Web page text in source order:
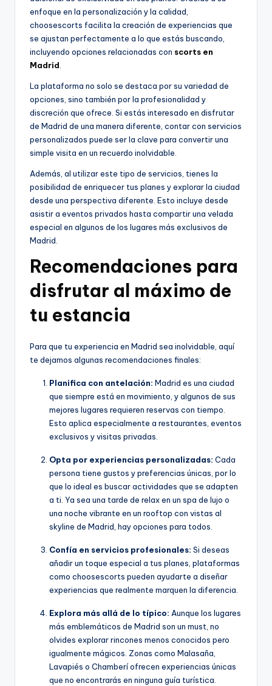
enfoque en la personalización y la calidad,
choosescorts facilita la creación de experiencias que
se ajustan perfectamente a lo que estás buscando,
incluyendo opciones relacionadas con scorts en
Madrid.
La plataforma no solo se destaca por su variedad de
opciones, sino también por la profesionalidad y
discreción que ofrece. Si estás interesado en disfrutar
de Madrid de una manera diferente, contar con servicios
personalizados puede ser la clave para convertir una
simple visita en un recuerdo inolvidable.
Además, al utilizar este tipo de servicios, tienes la
posibilidad de enriquecer tus planes y explorar la ciudad
desde una perspectiva diferente. Esto incluye desde
asistir a eventos privados hasta compartir una velada
especial en algunos de los lugares más exclusivos de
Madrid.
Recomendaciones para
disfrutar al máximo de
tu estancia
Para que tu experiencia en Madrid sea inolvidable, aquí
te dejamos algunas recomendaciones finales:
Planifica con antelación: Madrid es una ciudad
que siempre está en movimiento, y algunos de sus
mejores lugares requieren reservas con tiempo.
Esto aplica especialmente a restaurantes, eventos
exclusivos y visitas privadas.
Opta por experiencias personalizadas: Cada
persona tiene gustos y preferencias únicas, por lo
que lo ideal es buscar actividades que se adapten
a ti. Ya sea una tarde de relax en un spa de lujo o
una noche vibrante en un rooftop con vistas al
skyline de Madrid, hay opciones para todos.
Confía en servicios profesionales: Si deseas
añadir un toque especial a tus planes, plataformas
como choosescorts pueden ayudarte a diseñar
experiencias que realmente marquen la diferencia.
Explora más allá de lo típico: Aunque los lugares
más emblemáticos de Madrid son un must, no
olvides explorar rincones menos conocidos pero
igualmente mágicos. Zonas como Malasaña,
Lavapiés o Chamberí ofrecen experiencias únicas
que no encontrarás en ninguna guía turística.